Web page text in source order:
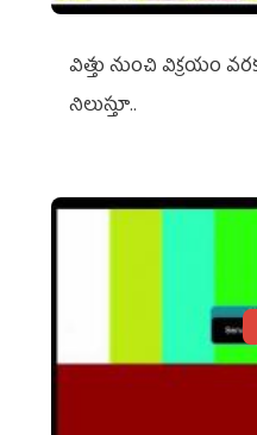
విత్తు నుంచి విక్రయం
నిలుస్తూ..